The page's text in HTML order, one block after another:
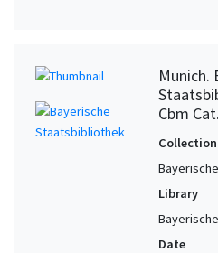
Munich.
Cbm
Collection
Library
Date